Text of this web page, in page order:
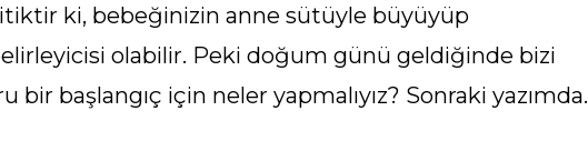
ki, bebeğinizin anne sütüyle büyüyüp
olabilir. Peki doğum günü geldiğinde bizi
bir başlangıç için neler yapmalıyız? Sonraki yazımda.